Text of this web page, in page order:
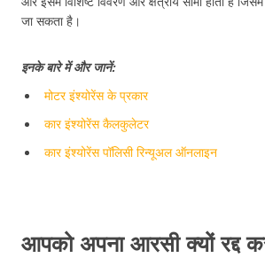
जा सकता है।
इनके बारे में और जानें:
मोटर इंश्योरेंस के प्रकार
कार इंश्योरेंस कैलकुलेटर
कार इंश्योरेंस पॉलिसी रिन्यूअल ऑनलाइन
आपको अपना आरसी क्यों रद्द